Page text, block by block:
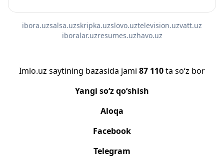
ibora.uzsalsa.uzskripka.uzslovo.uztelevision.uzvatt.uz
iboralar.uzresumes.uzhavo.uz
Imlo.uz saytining bazasida jami 87 110ta so‘z bor
Yangi so‘z qo‘shish
Aloqa
Facebook
Telegram